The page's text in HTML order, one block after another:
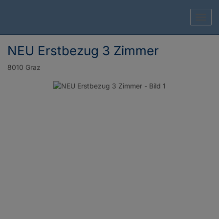
NEU Erstbezug 3 Zimmer
8010 Graz